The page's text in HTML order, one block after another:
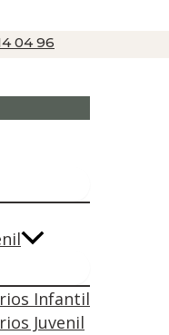
04 96
Infantil
Juvenil